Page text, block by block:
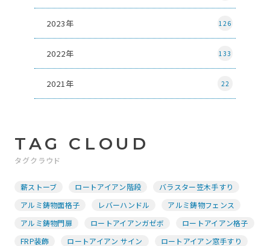
2023年 126
2022年 133
2021年 22
TAG CLOUD
タグクラウド
薪ストーブ ロートアイアン階段
バラスター笠木手すり
アルミ鋳物面格子
レバーハンドル
アルミ鋳物フェンス
アルミ鋳物門扉
ロートアイアンガゼボ
ロートアイアン格子
FRP装飾
ロートアイアン サイン
ロートアイアン窓手すり